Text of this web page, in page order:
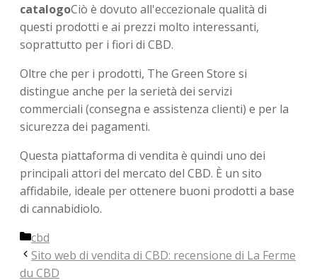
catalogoCiò è dovuto all'eccezionale qualità di
questi prodotti e ai prezzi molto interessanti,
soprattutto per i fiori di CBD.
Oltre che per i prodotti, The Green Store si
distingue anche per la serietà dei servizi
commerciali (consegna e assistenza clienti) e per la
sicurezza dei pagamenti.
Questa piattaforma di vendita è quindi uno dei
principali attori del mercato del CBD. È un sito
affidabile, ideale per ottenere buoni prodotti a base
di cannabidiolo.
Categorie
cbd
Sito web di vendita di CBD: recensione di La Ferme
du CBD